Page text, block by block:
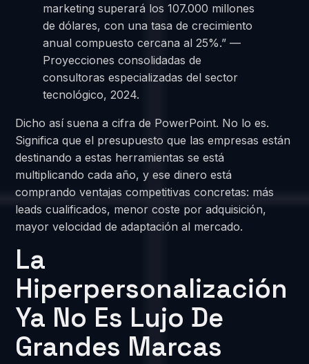
marketing superará los 107.000 millones
de dólares, con una tasa de crecimiento
anual compuesto cercana al 25%.” —
Proyecciones consolidadas de
consultoras especializadas del sector
tecnológico, 2024.
Dicho así suena a cifra de PowerPoint. No lo es.
Significa que el presupuesto que las empresas están
destinando a estas herramientas se está
multiplicando cada año, y ese dinero está
comprando ventajas competitivas concretas: más
leads cualificados, menor coste por adquisición,
mayor velocidad de adaptación al mercado.
La
Hiperpersonalización
Ya No Es Lujo De
Grandes Marcas